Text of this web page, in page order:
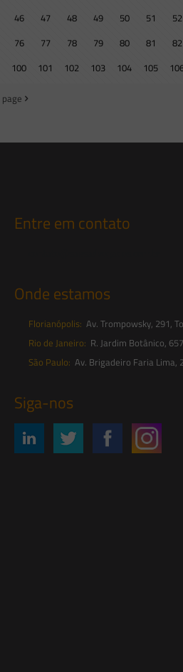
46 47 48 49 50 51 52
76 77 78 79 80 81 82
100 101 102 103 104 105
Entre em contato
Onde estamos
Florianópolis: Av. Trompowsky, 291,
Rio de Janeiro: R. Jardim Botânico,
São Paulo: Av. Brigadeiro Faria Lima,
Siga-nos